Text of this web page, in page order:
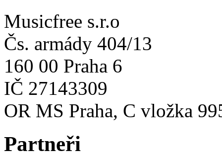
Musicfree s.r.o
Čs. armády 404/13
160 00 Praha 6
IČ 27143309
OR MS Praha, C vložka
Partneři